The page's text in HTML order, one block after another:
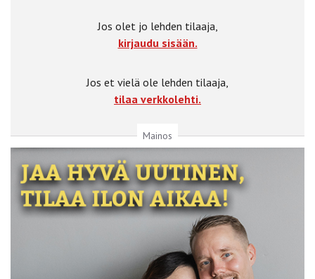
Jos olet jo lehden tilaaja,
kirjaudu sisään.
Jos et vielä ole lehden tilaaja,
tilaa verkkolehti.
Mainos